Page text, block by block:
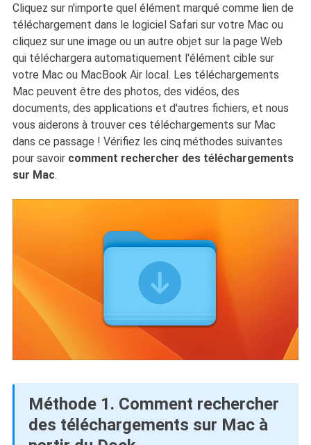
Cliquez sur n'importe quel élément marqué comme lien de
téléchargement dans le logiciel Safari sur votre Mac ou
cliquez sur une image ou un autre objet sur la page Web
qui téléchargera automatiquement l'élément cible sur
votre Mac ou MacBook Air local. Les téléchargements
Mac peuvent être des photos, des vidéos, des
documents, des applications et d'autres fichiers, et nous
vous aiderons à trouver ces téléchargements sur Mac
dans ce passage ! Vérifiez les cinq méthodes suivantes
pour savoir comment rechercher des téléchargements
sur Mac.
Méthode 1. Comment rechercher
des téléchargements sur Mac à